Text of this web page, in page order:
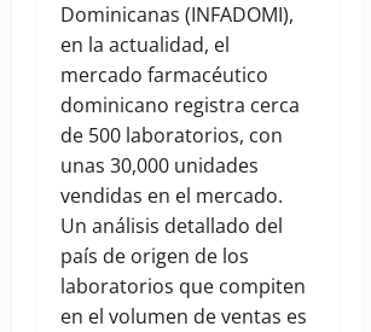
Dominicanas (INFADOMI),
en la actualidad, el
mercado farmacéutico
dominicano registra cerca
de 500 laboratorios, con
unas 30,000 unidades
vendidas en el mercado.
Un análisis detallado del
país de origen de los
laboratorios que compiten
en el volumen de ventas es